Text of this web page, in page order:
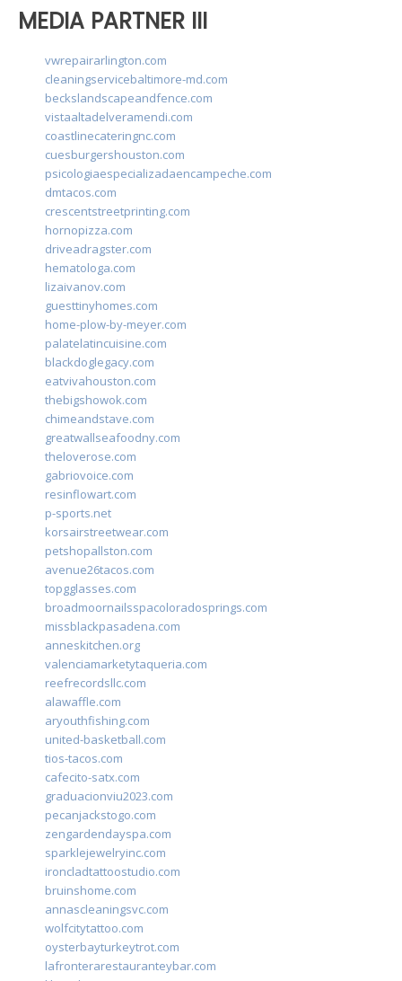
MEDIA PARTNER III
vwrepairarlington.com
cleaningservicebaltimore-md.com
beckslandscapeandfence.com
vistaaltadelveramendi.com
coastlinecateringnc.com
cuesburgershouston.com
psicologiaespecializadaencampeche.com
dmtacos.com
crescentstreetprinting.com
hornopizza.com
driveadragster.com
hematologa.com
lizaivanov.com
guesttinyhomes.com
home-plow-by-meyer.com
palatelatincuisine.com
blackdoglegacy.com
eatvivahouston.com
thebigshowok.com
chimeandstave.com
greatwallseafoodny.com
theloverose.com
gabriovoice.com
resinflowart.com
p-sports.net
korsairstreetwear.com
petshopallston.com
avenue26tacos.com
topgglasses.com
broadmoornailsspacoloradosprings.com
missblackpasadena.com
anneskitchen.org
valenciamarketytaqueria.com
reefrecordsllc.com
alawaffle.com
aryouthfishing.com
united-basketball.com
tios-tacos.com
cafecito-satx.com
graduacionviu2023.com
pecanjackstogo.com
zengardendayspa.com
sparklejewelryinc.com
ironcladtattoostudio.com
bruinshome.com
annascleaningsvc.com
wolfcitytattoo.com
oysterbayturkeytrot.com
lafronterarestauranteybar.com